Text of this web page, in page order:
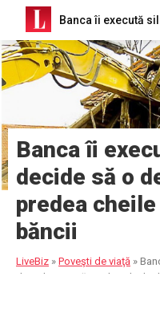
Banca îi
decide să o
predea
băncii
LiveBiz » Poveşti de viaţă »
demoleze şi să predea cheile